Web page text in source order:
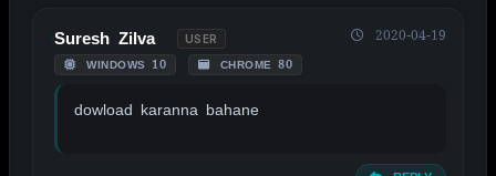
Suresh Zilva USER
WINDOWS 10 CHROME 80
2020-04-19
dowload karanna bahane